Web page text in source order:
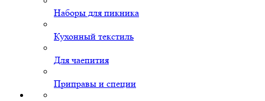
Наборы для пикника
Кухонный текстиль
Для чаепития
Приправы и специи